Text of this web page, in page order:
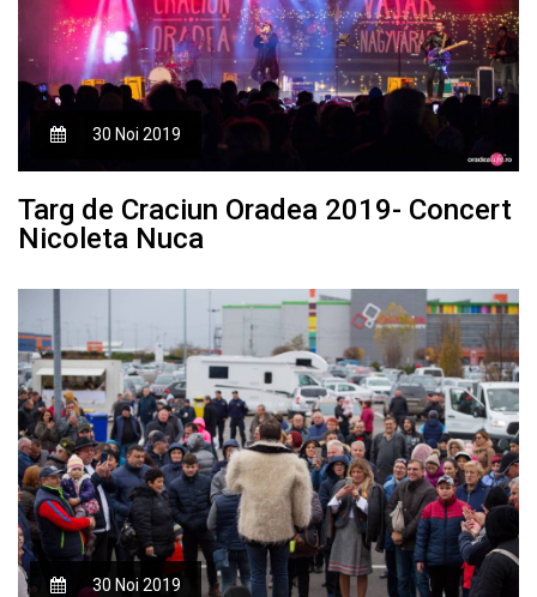
30 Noi 2019
Targ de Craciun Oradea 2019- Concert
Nicoleta Nuca
30 Noi 2019